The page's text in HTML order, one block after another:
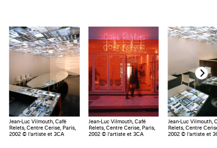
Jean-Luc Vilmouth, Café
Relets, Centre Cerise, Paris,
2002 © l'artiste et 3CA
Jean-Luc Vilmouth, Café
Relets, Centre Cerise, Paris,
2002 © l'artiste et 3CA
Jean-Luc Vilmouth,
Relets, Centre
2002 © l'artiste et